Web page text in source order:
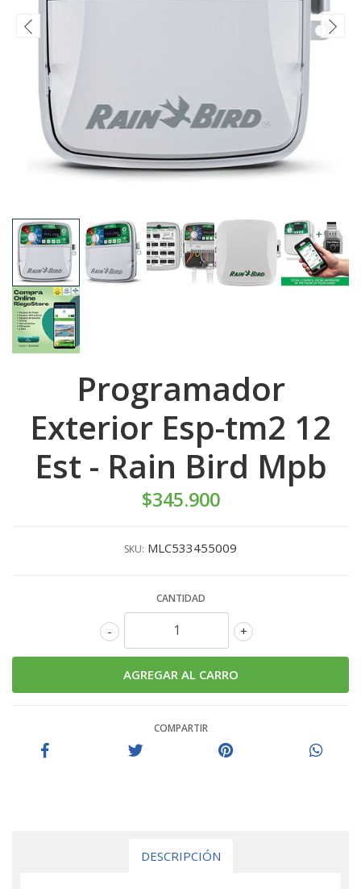
Programador
Exterior Esp-tm2 12
Est - Rain Bird Mpb
$345.900
SKU: MLC533455009
CANTIDAD
+
-
COMPARTIR
DESCRIPCIÓN